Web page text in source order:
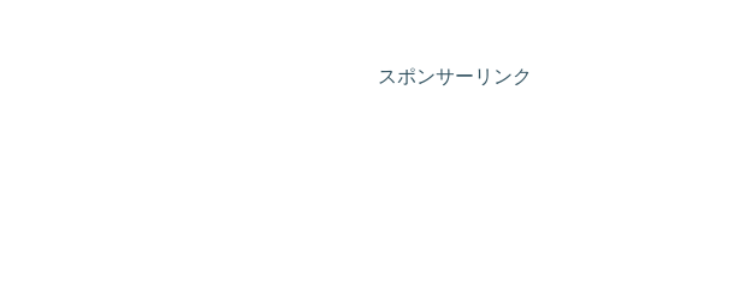
スポンサーリンク